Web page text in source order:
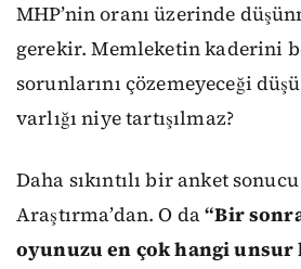
MHP’nin oranı üzerinde
gerekir. Memleketin kaderini
sorunlarını çözemeyeceği
varlığı niye tartışılmaz?
Daha sıkıntılı bir anket
Araştırma’dan. O da“Bir
oyunuzu en çok hangi unsur